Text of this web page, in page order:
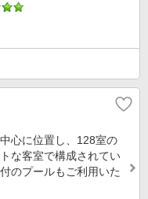
心に位置し、128室の
な客室で構成されてい
のプールもご利用いた